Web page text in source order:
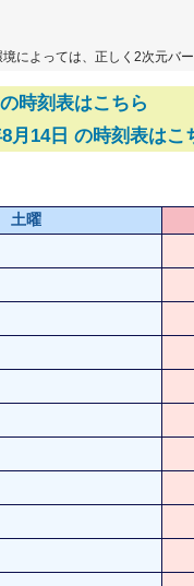
によっては、正しく2次元バ
時刻表はこちら
月14日 の時刻表はこ
土曜